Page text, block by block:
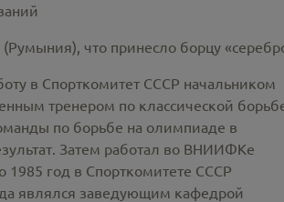
что принесло борцу
в Спорткомитет СССР начальником
тренером по классической
по борьбе на олимпиаде в
Затем работал во ВНИИФКе
год в Спорткомитете СССР
являлся заведующим кафедрой